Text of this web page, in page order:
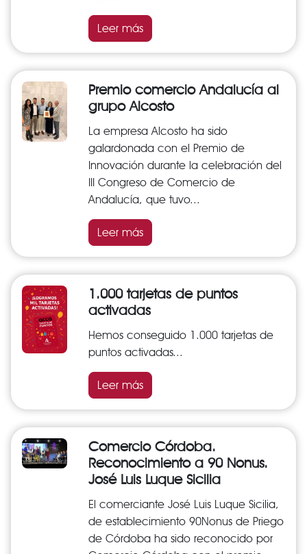
Leer más
Premio comercio Andalucía al
grupo Alcosto
La empresa Alcosto ha sido
galardonada con el Premio de
Innovación durante la celebración del
III Congreso de Comercio de
Andalucía, que tuvo...
Leer más
1.000 tarjetas de puntos
activadas
Hemos conseguido 1.000 tarjetas de
puntos activadas...
Leer más
Comercio Córdoba.
Reconocimiento a 90 Nonus.
José Luis Luque Sicilia
El comerciante José Luis Luque Sicilia,
de establecimiento 90Nonus de Priego
de Córdoba ha sido reconocido por